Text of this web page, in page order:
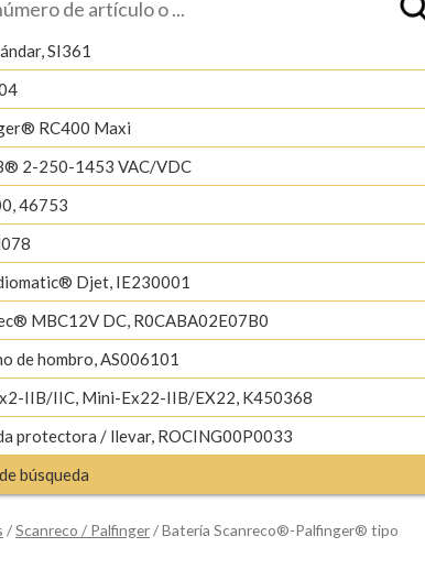
SI361
RC400 Maxi
2-250-1453 VAC/VDC
46753
Djet, IE230001
MBC12V DC, R0CABA02E07B0
de hombro, AS006101
IIB/IIC, Mini-Ex22-IIB/EX22, K450368
protectora / llevar, ROCING00P0033
búsqueda
/Scanreco / Palfinger/ Batería Scanreco®-Palfinger® tipo